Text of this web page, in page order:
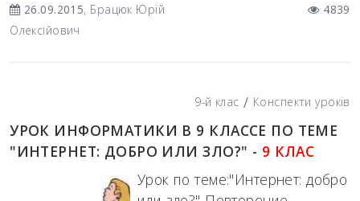
26.09.2015, Брацюк Юрій
Олексійович
4839
9-й клас / Конспекти уроків
УРОК ИНФОРМАТИКИ В 9 КЛАССЕ ПО ТЕМЕ
"ИНТЕРНЕТ: ДОБРО ИЛИ ЗЛО?" - 9 КЛАС
Урок по теме:"Интернет: добро